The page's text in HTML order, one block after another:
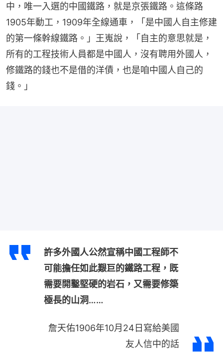
中，唯一入選的中國鐵路，就是京張鐵路。這條路
1905年動工，1909年全線通車，「是中國人自主修建
的第一條幹線鐵路。」王嵬說，「自主的意思就是，
所有的工程技術人員都是中國人，沒有聘用外國人，
修鐵路的錢也不是借的洋債，也是咱中國人自己的
錢。」
許多外國人公然宣稱中國工程師不
可能擔任如此艱巨的鐵路工程，既
需要開鑿堅硬的岩石，又需要修築
極長的山洞……
詹天佑1906年10月24日寫給美國
友人信中的話